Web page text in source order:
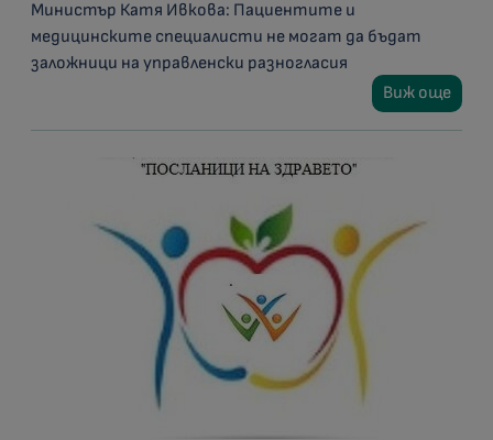
Министър Катя Ивкова: Пациентите и
медицинските специалисти не могат да бъдат
заложници на управленски разногласия
Виж още